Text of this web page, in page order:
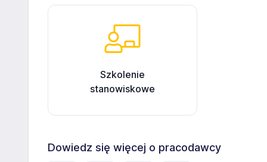
Szkolenie
stanowiskowe
Dowiedz się więcej o pracodawcy